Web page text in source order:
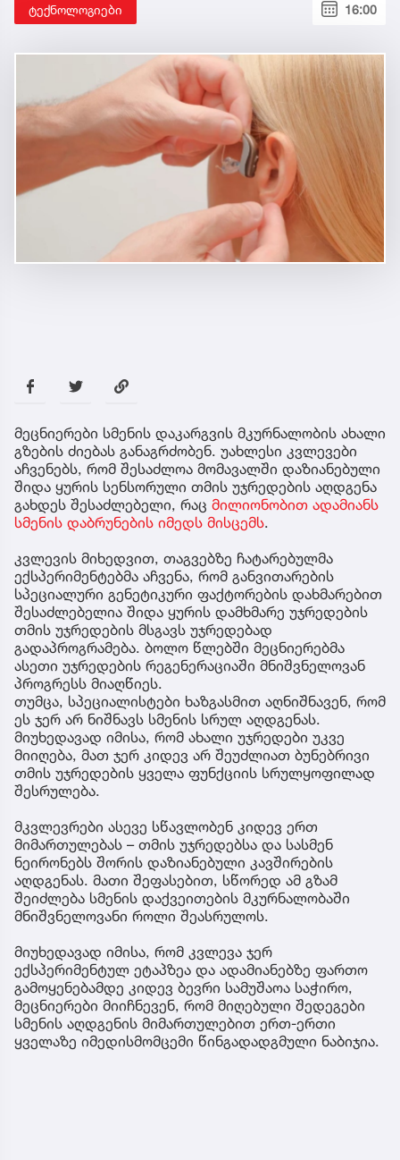
ტექნოლოგიები 16:00
მეცნიერები სმენის დაკარგვის მკურნალობის ახალი
გზების ძიებას განაგრძობენ. უახლესი კვლევები
აჩვენებს, რომ შესაძლოა მომავალში დაზიანებული
შიდა ყურის სენსორული თმის უჯრედების აღდგენა
გახდეს შესაძლებელი, რაც მილიონობით ადამიანს
სმენის დაბრუნების იმედს მისცემს.
კვლევის მიხედვით, თაგვებზე ჩატარებულმა
ექსპერიმენტებმა აჩვენა, რომ განვითარების
სპეციალური გენეტიკური ფაქტორების დახმარებით
შესაძლებელია შიდა ყურის დამხმარე უჯრედების
თმის უჯრედების მსგავს უჯრედებად
გადაპროგრამება. ბოლო წლებში მეცნიერებმა
ასეთი უჯრედების რეგენერაციაში მნიშვნელოვან
პროგრესს მიაღწიეს.
თუმცა, სპეციალისტები ხაზგასმით აღნიშნავენ, რომ
ეს ჯერ არ ნიშნავს სმენის სრულ აღდგენას.
მიუხედავად იმისა, რომ ახალი უჯრედები უკვე
მიიღება, მათ ჯერ კიდევ არ შეუძლიათ ბუნებრივი
თმის უჯრედების ყველა ფუნქციის სრულყოფილად
შესრულება.
მკვლევრები ასევე სწავლობენ კიდევ ერთ
მიმართულებას – თმის უჯრედებსა და სასმენ
ნეირონებს შორის დაზიანებული კავშირების
აღდგენას. მათი შეფასებით, სწორედ ამ გზამ
შეიძლება სმენის დაქვეითების მკურნალობაში
მნიშვნელოვანი როლი შეასრულოს.
მიუხედავად იმისა, რომ კვლევა ჯერ
ექსპერიმენტულ ეტაპზეა და ადამიანებზე ფართო
გამოყენებამდე კიდევ ბევრი სამუშაოა საჭირო,
მეცნიერები მიიჩნევენ, რომ მიღებული შედეგები
სმენის აღდგენის მიმართულებით ერთ-ერთი
ყველაზე იმედისმომცემი წინგადადგმული ნაბიჯია.